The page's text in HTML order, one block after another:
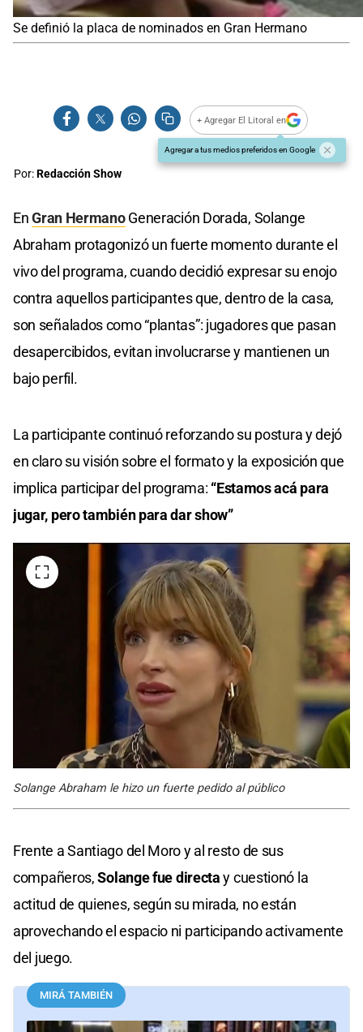
Se definió la placa de nominados en Gran Hermano
+ Agregar El Litoral en
Agregar a tus medios preferidos en Google
Por:Redacción Show
EnGran HermanoGeneración Dorada, Solange
Abraham protagonizó un fuerte momento durante el
vivo del programa, cuando decidió expresar su enojo
contra aquellos participantes que, dentro de la casa,
son señalados como “plantas”: jugadores que pasan
desapercibidos, evitan involucrarse y mantienen un
bajo perfil.
La participante continuó reforzando su postura y dejó
en claro su visión sobre el formato y la exposición que
implica participar del programa: “Estamos acá para
jugar, pero también para dar show”
Solange Abraham le hizo un fuerte pedido al público
Frente a Santiago del Moro y al resto de sus
compañeros,Solange fue directay cuestionó la
actitud de quienes, según su mirada, no están
aprovechando el espacio ni participando activamente
del juego.
MIRÁ TAMBIÉN